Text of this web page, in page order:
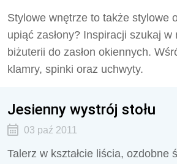
Stylowe wnętrze to także stylowe
upiąć zasłony? Inspiracji szukaj w
biżuterii do zasłon okiennych.
klamry, spinki oraz uchwyty.
Jesienny wystrój stołu
03 paź 2011
Talerz w kształcie liścia, ozdobne